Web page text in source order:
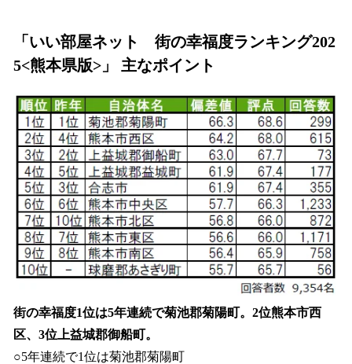
「いい部屋ネット 街の幸福度ランキング202
5<熊本県版>」 主なポイント
街の幸福度1位は5年連続で菊池郡菊陽町。2位熊本市西
区、3位上益城郡御船町。
○5年連続で1位は菊池郡菊陽町